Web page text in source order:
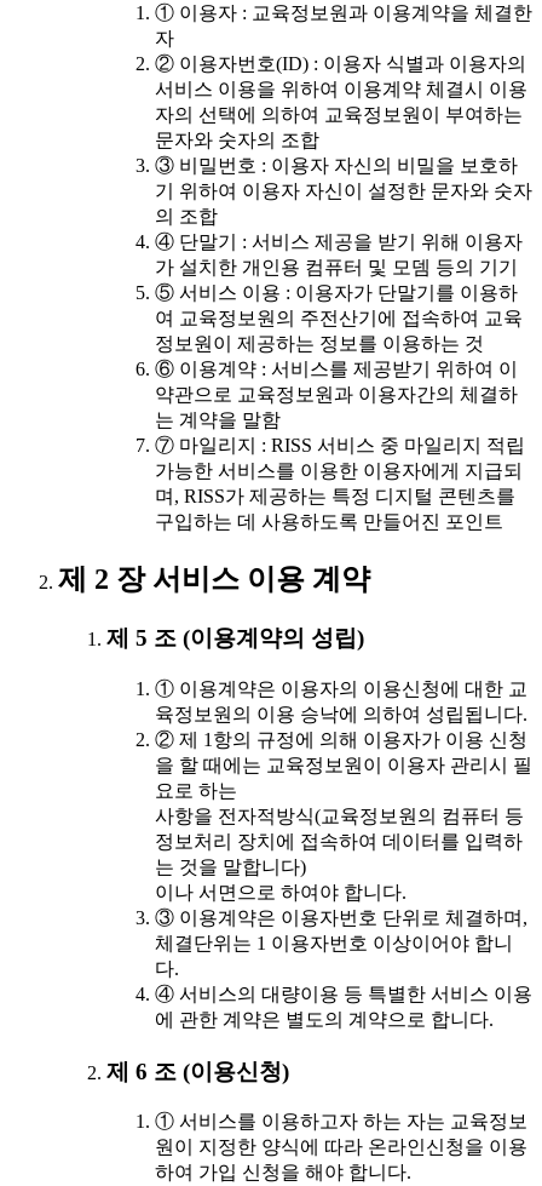
① 이용자 : 교육정보원과 이용계약을 체결한
자
② 이용자번호(ID) : 이용자 식별과 이용자의
서비스 이용을 위하여 이용계약 체결시 이용
자의 선택에 의하여 교육정보원이 부여하는
문자와 숫자의 조합
③ 비밀번호 : 이용자 자신의 비밀을 보호하
기 위하여 이용자 자신이 설정한 문자와 숫자
의 조합
④ 단말기 : 서비스 제공을 받기 위해 이용자
가 설치한 개인용 컴퓨터 및 모뎀 등의 기기
⑤ 서비스 이용 : 이용자가 단말기를 이용하
여 교육정보원의 주전산기에 접속하여 교육
정보원이 제공하는 정보를 이용하는 것
⑥ 이용계약 : 서비스를 제공받기 위하여 이
약관으로 교육정보원과 이용자간의 체결하
는 계약을 말함
⑦ 마일리지 : RISS 서비스 중 마일리지 적립
가능한 서비스를 이용한 이용자에게 지급되
며, RISS가 제공하는 특정 디지털 콘텐츠를
구입하는 데 사용하도록 만들어진 포인트
제 2 장 서비스 이용 계약
제 5 조 (이용계약의 성립)
① 이용계약은 이용자의 이용신청에 대한 교
육정보원의 이용 승낙에 의하여 성립됩니다.
② 제 1항의 규정에 의해 이용자가 이용 신청
을 할 때에는 교육정보원이 이용자 관리시 필
요로 하는
사항을 전자적방식(교육정보원의 컴퓨터 등
정보처리 장치에 접속하여 데이터를 입력하
는 것을 말합니다)
이나 서면으로 하여야 합니다.
③ 이용계약은 이용자번호 단위로 체결하며,
체결단위는 1 이용자번호 이상이어야 합니
다.
④ 서비스의 대량이용 등 특별한 서비스 이용
에 관한 계약은 별도의 계약으로 합니다.
제 6 조 (이용신청)
① 서비스를 이용하고자 하는 자는 교육정보
원이 지정한 양식에 따라 온라인신청을 이용
하여 가입 신청을 해야 합니다.